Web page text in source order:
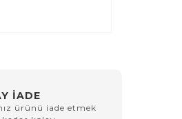
İADE
ürünü iade etmek